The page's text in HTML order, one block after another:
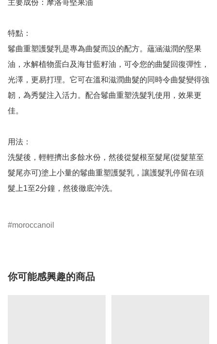
主要成份：摩洛哥堅果油
特點：
鬈曲重塑護髮乳是專為曲髮而設的配方。蘊涵滋潤的堅果
油，水解植物蛋白及海甘藍籽油，可令您的曲髮回復彈性，
光澤，更易打理。它可在溫和滋潤曲髮的同時令曲髮變得強
韌，為秀髮注入活力。配合鬈曲重塑洗髮乳使用，效果更
佳。
用法：
洗髮後，輕輕擠出多餘水份，然後從髮根至髮尾(從髮莖至
髮尾亦可)塗上小量的鬈曲重塑護髮乳，讓護髮乳停留在頭
髮上1至2分鐘，然後徹底沖洗。
moroccanoil
你可能感興趣的商品